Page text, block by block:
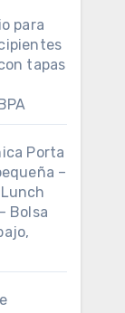
para
tapas
Porta
–
Bolsa